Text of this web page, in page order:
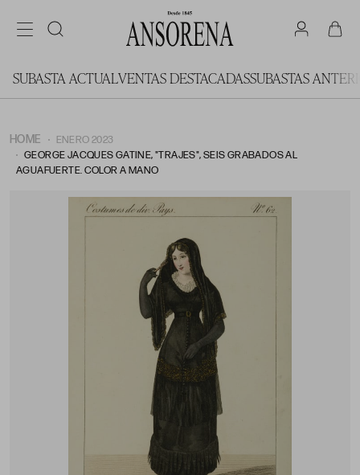
SUBASTA ACTUALVENTAS DESTACADASSUBASTAS
HOME
ENERO 2023
GEORGE JACQUES GATINE, "TRAJES", SEIS GRABADOS AL
AGUAFUERTE. COLOR A MANO